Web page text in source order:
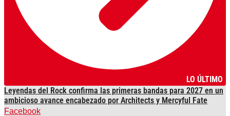
LO ÚLTIMO
Leyendas del Rock confirma las primeras bandas para 2027 en un
ambicioso avance encabezado por Architects y Mercyful Fate
Facebook